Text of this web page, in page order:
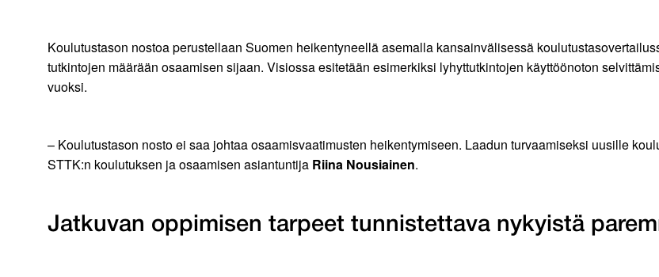
Koulutustason nostoa perustellaan Suomen heikentyneellä asemalla kansainvälisessä
tutkintojen määrään osaamisen sijaan. Visiossa esitetään esimerkiksi lyhyttutkintojen käyttöönoton
vuoksi.
– Koulutustason nosto ei saa johtaa osaamisvaatimusten heikentymiseen. Laadun turvaamiseksi uusille
STTK:n koulutuksen ja osaamisen asiantuntija Riina Nousiainen.
Jatkuvan oppimisen tarpeet tunnistettava nykyistä